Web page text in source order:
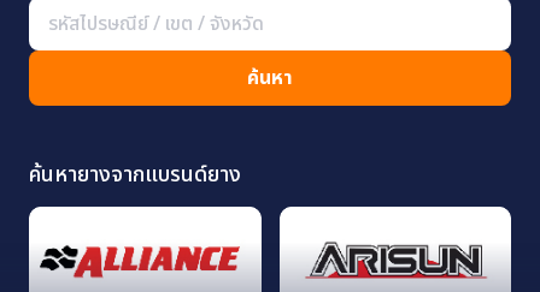
ค้นหา
ค้นหายางจากแบรนด์ยาง